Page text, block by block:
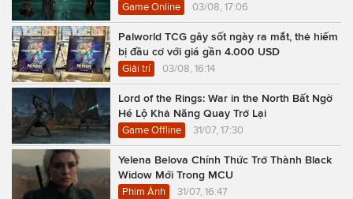
Game Online 03/08, 17:06
Palworld TCG gây sốt ngày ra mắt, thẻ hiếm
bị đầu cơ với giá gần 4.000 USD
Giải trí 03/08, 16:14
Lord of the Rings: War in the North Bất Ngờ
Hé Lộ Khả Năng Quay Trở Lại
Game Offline 31/07, 17:30
Yelena Belova Chính Thức Trở Thành Black
Widow Mới Trong MCU
Phim Ảnh 31/07, 16:47